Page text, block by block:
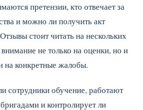
претензии, кто отвечает за
и можно ли получить акт
стоит читать на нескольких
не только на оценки, но и
на конкретные жалобы.
сотрудники обучение, работают
и контролирует ли